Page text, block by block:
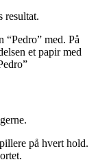
resultat.
“Pedro” med. På
et papir med
på hvert hold.